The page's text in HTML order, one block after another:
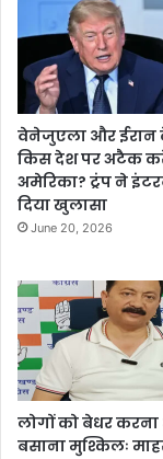
वेनेजुएला और ईरान
किस देश पर अटैक
अमेरिका? ट्रंप ने
दिया खुलासा
June 20, 2026
लोगों को बेधर
बसाना मुश्किलः